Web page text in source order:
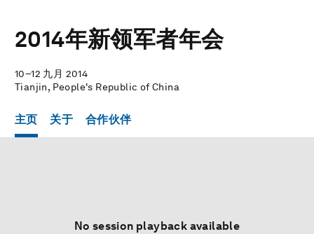
2014年新领军者年会
10–12 九月 2014
Tianjin, People's Republic of China
主页 关于 合作伙伴
No session playback available